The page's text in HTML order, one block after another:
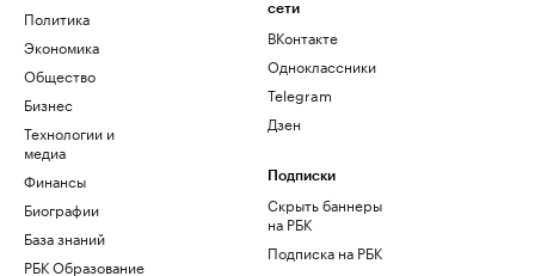
Политика
Экономика
Общество
Бизнес
Технологии и
медиа
Финансы
Биографии
База знаний
РБК Образование
сети
ВКонтакте
Одноклассники
Telegram
Дзен
Подписки
Скрыть баннеры
на РБК
Подписка на РБК